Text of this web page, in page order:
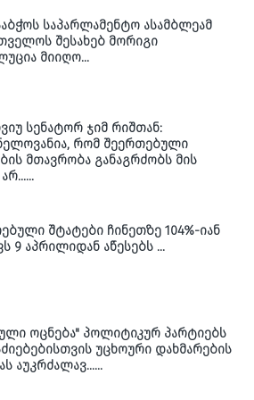
საპარლამენტო ასამბლეამ
შესახებ მორიგი
მიიღო...
სენატორ ჯიმ რიშთან:
რომ შეერთებული
მთავრობა განაგრძობს მის
შტატები ჩინეთზე 104%-იან
9 აპრილიდან აწესებს ...
ოცნება" პოლიტიკურ პარტიებს
უცხოური დახმარების
აუკრძალავ......